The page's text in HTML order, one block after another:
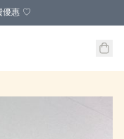
優惠 ♡